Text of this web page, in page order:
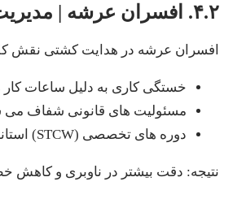
۴.۲. افسران عرشه | مدیریت مسئولیت و کاهش خستگی
افسران عرشه در هدایت کشتی نقش
خستگی کاری به دلیل ساعات
مسئولیت های قانونی شفاف می
دوره های تخصصی (STCW) استانداردسازی می شود
نتیجه: دقت بیشتر در ناوبری و کاهش